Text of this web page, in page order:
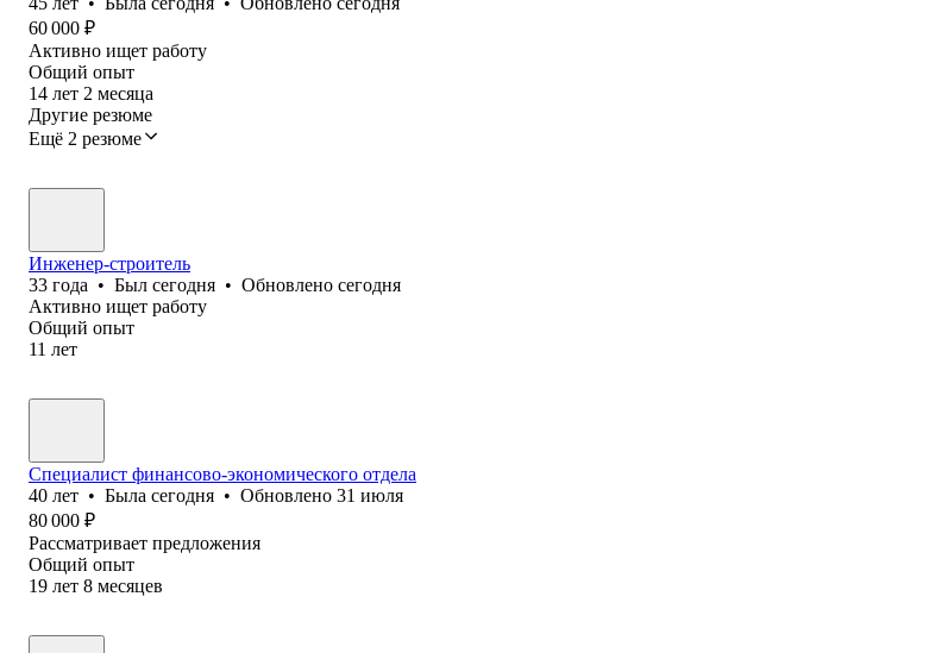
60 000 ₽
Активно ищет работу
Общий опыт
14 лет 2 месяца
Другие резюме
Ещё 2 резюме
Инженер-строитель
33 года • Был сегодня • Обновлено сегодня
Активно ищет работу
Общий опыт
11 лет
Специалист финансово-экономического отдела
40 лет • Была сегодня • Обновлено 31 июля
80 000 ₽
Рассматривает предложения
Общий опыт
19 лет 8 месяцев